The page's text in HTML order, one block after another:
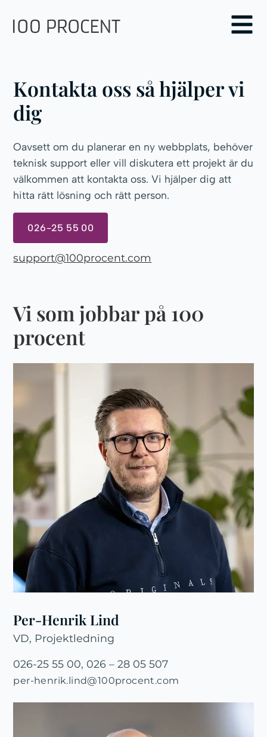
Kontakta oss så hjälper vi
dig
Oavsett om du planerar en ny webbplats, behöver
teknisk support eller vill diskutera ett projekt är du
välkommen att kontakta oss. Vi hjälper dig att
hitta rätt lösning och rätt person.
026-25 55 00
support@100procent.com
Vi som jobbar på 100
procent
Per-Henrik Lind
VD, Projektledning
026-25 55 00, 026 – 28 05 507
per-henrik.lind@100procent.com